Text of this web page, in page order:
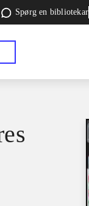
Spørg en bibliotekar